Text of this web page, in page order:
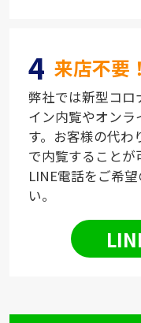
4 来店不要！
弊社では新型コロ
イン内覧やオンラ
す。お客様の代わ
で内覧することが
LINE電話をご希
い。